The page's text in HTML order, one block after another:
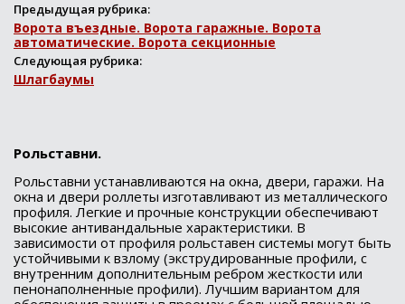
Предыдущая рубрика:
Ворота въездные. Ворота гаражные. Ворота
автоматические. Ворота секционные
Следующая рубрика:
Шлагбаумы
Рольставни.
Рольставни устанавливаются на окна, двери, гаражи. На
окна и двери роллеты изготавливают из металлического
профиля. Легкие и прочные конструкции обеспечивают
высокие антивандальные характеристики. В
зависимости от профиля рольставен системы могут быть
устойчивыми к взлому (экструдированные профили, с
внутренним дополнительным ребром жесткости или
пенонаполненные профили). Лучшим вариантом для